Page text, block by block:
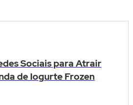
Sociais para Atrair
de Iogurte Frozen